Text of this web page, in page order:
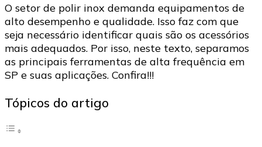
em
SP:
conheça
mais
O setor de polir inox demanda equipamentos de
alto desempenho e qualidade. Isso faz com que
seja necessário identificar quais são os acessórios
mais adequados. Por isso, neste texto, separamos
as principais ferramentas de alta frequência em
SP e suas aplicações. Confira!!!
Tópicos do artigo